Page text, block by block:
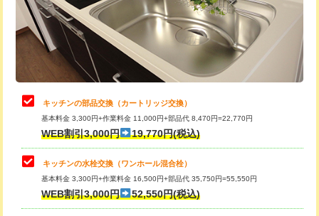
給水管工事※（保温材使用（バンド止
め込み）)
5,500円
給水管工事※（土の掘削・埋め戻し作
11,000円
給水管工事※（塩ビ管（VP・HI）使
用/3ｍまで)
給水管工事※（塩ビ管（VP・HI）使
用（追加）/3ｍ超え)
給水管工事※（ライニング鋼管・銅
管・ポリ管・HT管使用/3ｍまで)
44,000円
桝清掃 8,800円
止水・漏水調査・防水処理・清掃・修
理・調整・分解・加工など（軽作業）
11,000円
止水・漏水調査・防水処理・清掃・修
理・調整・分解・加工など（中作業）
22,000円
止水・漏水調査・防水処理・清掃・修
理・調整・分解・加工など（重作業）
33,000円
お風呂タンク脱着
その他部品の脱着
キッチンの部品交換（カートリッジ交換）
基本料金 3,300円+作業料金 11,000円+部品代 8,470円=22,770円
WEB割引3,000円 19,770円(税込)
キッチンの水栓交換（ワンホール混合栓）
基本料金 3,300円+作業料金 16,500円+部品代 35,750円=55,550円
WEB割引3,000円 52,550円(税込)